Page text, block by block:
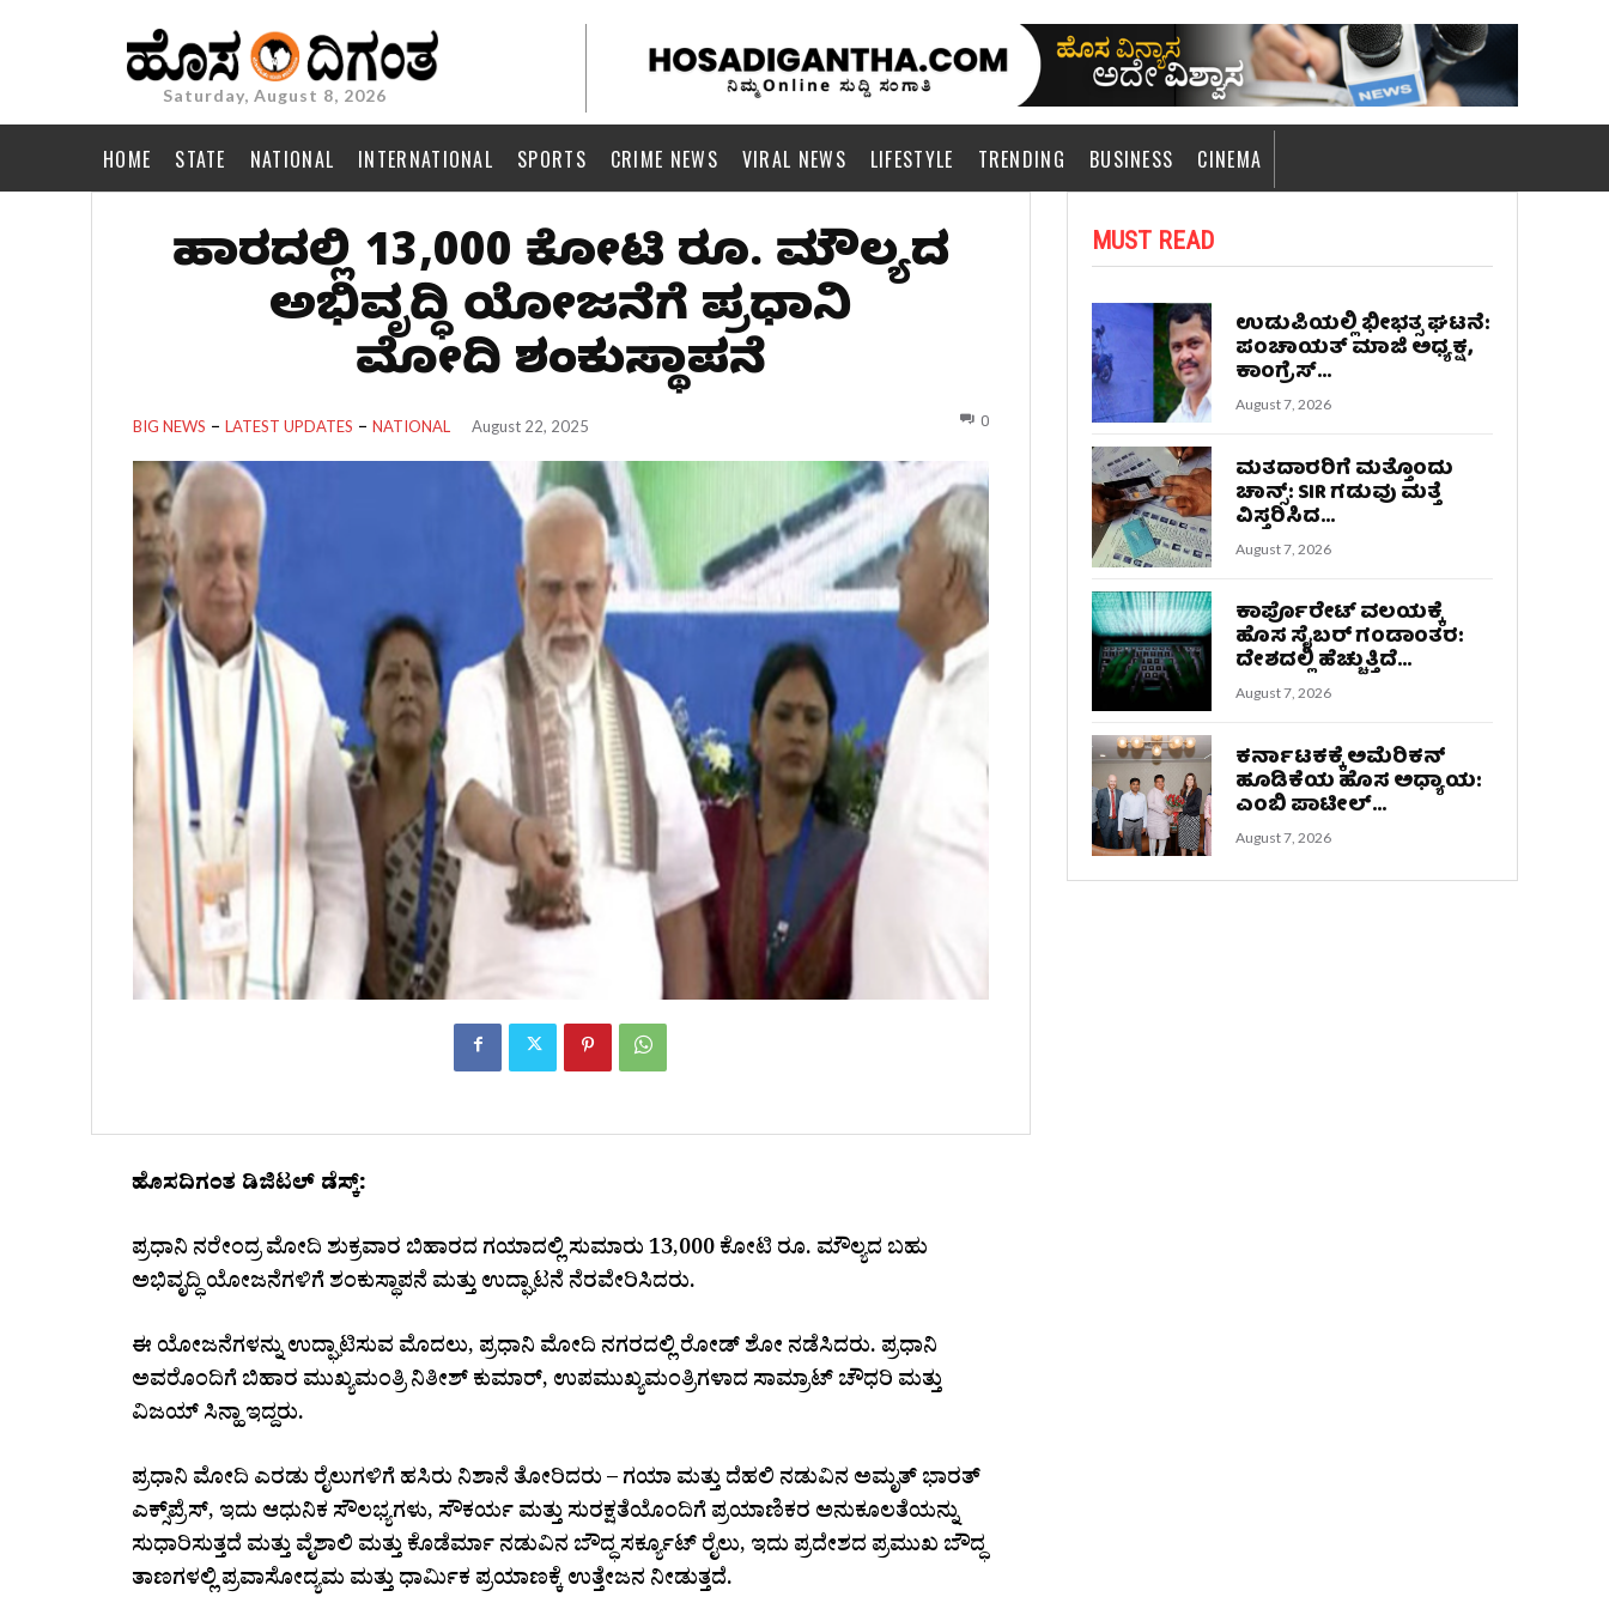
Saturday, August 8, 2026
HOME STATE NATIONAL INTERNATIONAL SPORTS CRIME NEWS VIRAL NEWS LIFESTYLE TRENDING BUSINESS CINEMA
ಬಿಹಾರದಲ್ಲಿ 13,000 ಕೋಟಿ ರೂ. ಮೌಲ್ಯದ
ಅಭಿವೃದ್ಧಿ ಯೋಜನೆಗೆ ಪ್ರಧಾನಿ
ಮೋದಿ ಶಂಕುಸ್ಥಾಪನೆ
BIG NEWS LATEST UPDATES NATIONAL August 22, 2025 0
ಹೊಸದಿಗಂತ ಡಿಜಿಟಲ್ ಡೆಸ್ಕ್:
ಪ್ರಧಾನಿ ನರೇಂದ್ರ ಮೋದಿ ಶುಕ್ರವಾರ ಬಿಹಾರದ ಗಯಾದಲ್ಲಿ ಸುಮಾರು 13,000 ಕೋಟಿ ರೂ. ಮೌಲ್ಯದ ಬಹು
ಅಭಿವೃದ್ಧಿ ಯೋಜನೆಗಳಿಗೆ ಶಂಕುಸ್ಥಾಪನೆ ಮತ್ತು ಉದ್ಘಾಟನೆ ನೆರವೇರಿಸಿದರು.
ಈ ಯೋಜನೆಗಳನ್ನು ಉದ್ಘಾಟಿಸುವ ಮೊದಲು, ಪ್ರಧಾನಿ ಮೋದಿ ನಗರದಲ್ಲಿ ರೋಡ್ ಶೋ ನಡೆಸಿದರು. ಪ್ರಧಾನಿ
ಅವರೊಂದಿಗೆ ಬಿಹಾರ ಮುಖ್ಯಮಂತ್ರಿ ನಿತೀಶ್ ಕುಮಾರ್, ಉಪಮುಖ್ಯಮಂತ್ರಿಗಳಾದ ಸಾಮ್ರಾಟ್ ಚೌಧರಿ ಮತ್ತು
ವಿಜಯ್ ಸಿನ್ಹಾ ಇದ್ದರು.
ಪ್ರಧಾನಿ ಮೋದಿ ಎರಡು ರೈಲುಗಳಿಗೆ ಹಸಿರು ನಿಶಾನೆ ತೋರಿದರು – ಗಯಾ ಮತ್ತು ದೆಹಲಿ ನಡುವಿನ ಅಮೃತ್ ಭಾರತ್
ಎಕ್ಸ್‌ಪ್ರೆಸ್, ಇದು ಆಧುನಿಕ ಸೌಲಭ್ಯಗಳು, ಸೌಕರ್ಯ ಮತ್ತು ಸುರಕ್ಷತೆಯೊಂದಿಗೆ ಪ್ರಯಾಣಿಕರ ಅನುಕೂಲತೆಯನ್ನು
ಸುಧಾರಿಸುತ್ತದೆ ಮತ್ತು ವೈಶಾಲಿ ಮತ್ತು ಕೊಡೆರ್ಮಾ ನಡುವಿನ ಬೌದ್ಧ ಸರ್ಕ್ಯೂಟ್ ರೈಲು, ಇದು ಪ್ರದೇಶದ ಪ್ರಮುಖ ಬೌದ್ಧ
ತಾಣಗಳಲ್ಲಿ ಪ್ರವಾಸೋದ್ಯಮ ಮತ್ತು ಧಾರ್ಮಿಕ ಪ್ರಯಾಣಕ್ಕೆ ಉತ್ತೇಜನ ನೀಡುತ್ತದೆ.
MUST READ
ಉಡುಪಿಯಲ್ಲಿ ಭೀಭತ್ಸ ಘಟನೆ:
ಪಂಚಾಯತ್ ಮಾಜಿ ಅಧ್ಯಕ್ಷ,
ಕಾಂಗ್ರೆಸ್...
August 7, 2026
ಮತದಾರರಿಗೆ ಮತ್ತೊಂದು
ಚಾನ್ಸ್: SIR ಗಡುವು ಮತ್ತೆ
ವಿಸ್ತರಿಸಿದ...
August 7, 2026
ಕಾರ್ಪೊರೇಟ್ ವಲಯಕ್ಕೆ
ಹೊಸ ಸೈಬರ್ ಗಂಡಾಂತರ:
ದೇಶದಲ್ಲಿ ಹೆಚ್ಚುತ್ತಿದೆ...
August 7, 2026
ಕರ್ನಾಟಕಕ್ಕೆ ಅಮೆರಿಕನ್
ಹೂಡಿಕೆಯ ಹೊಸ ಅಧ್ಯಾಯ:
ಎಂಬಿ ಪಾಟೀಲ್...
August 7, 2026